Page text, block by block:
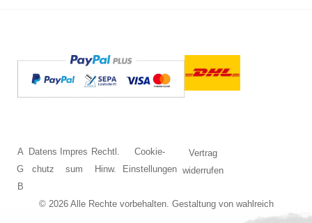
© 2026 Alle Rechte vorbehalten. Gestaltung von wahlreich
A
G
B
Datens
chutz
Impres
sum
Rechtl.
Hinw.
Cookie-
Einstellungen
Vertrag
widerrufen